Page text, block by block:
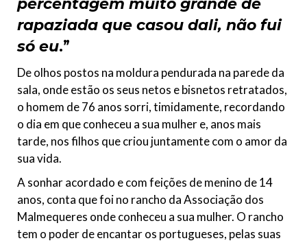
percentagem muito grande de
rapaziada que casou dali, não fui
só eu.”
De olhos postos na moldura pendurada na parede da
sala, onde estão os seus netos e bisnetos retratados,
o homem de 76 anos sorri, timidamente, recordando
o dia em que conheceu a sua mulher e, anos mais
tarde, nos filhos que criou juntamente com o amor da
sua vida.
A sonhar acordado e com feições de menino de 14
anos, conta que foi no rancho da Associação dos
Malmequeres onde conheceu a sua mulher. O rancho
tem o poder de encantar os portugueses, pelas suas